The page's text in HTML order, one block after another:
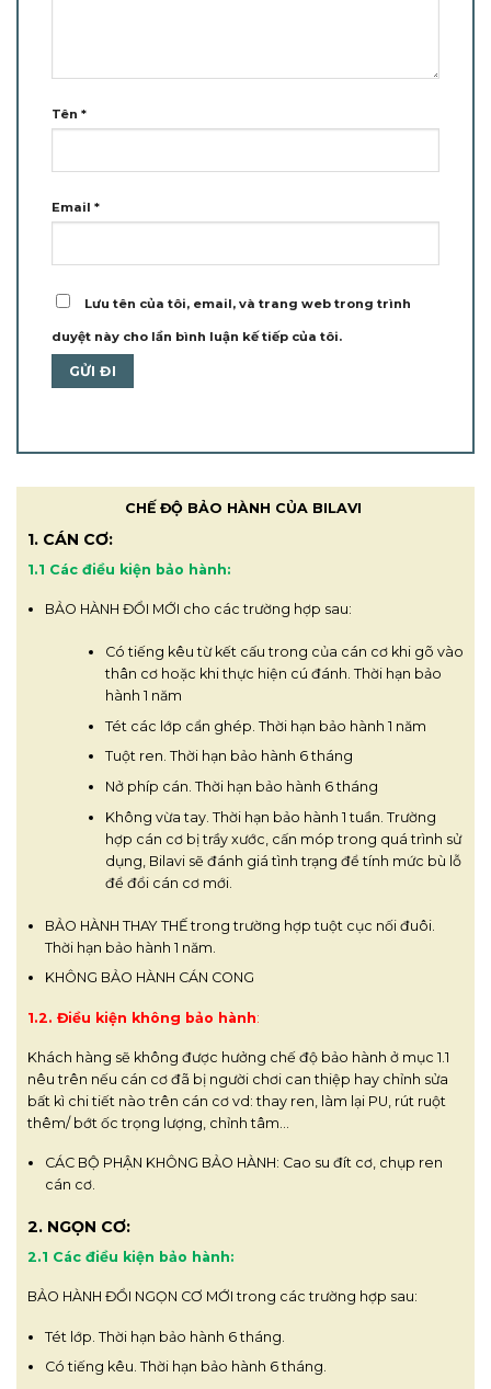
Tên *
Email *
Lưu tên của tôi, email, và trang web trong trình
duyệt này cho lần bình luận kế tiếp của tôi.
CHẾ ĐỘ BẢO HÀNH CỦA BILAVI
1. CÁN CƠ:
1.1 Các điều kiện bảo hành:
BẢO HÀNH ĐỔI MỚI cho các trường hợp sau:
Có tiếng kêu từ kết cấu trong của cán cơ khi gõ vào
thân cơ hoặc khi thực hiện cú đánh. Thời hạn bảo
hành 1 năm
Tét các lớp cẩn ghép. Thời hạn bảo hành 1 năm
Tuột ren. Thời hạn bảo hành 6 tháng
Nở phíp cán. Thời hạn bảo hành 6 tháng
Không vừa tay. Thời hạn bảo hành 1 tuần. Trường
hợp cán cơ bị trầy xước, cấn móp trong quá trình sử
dụng, Bilavi sẽ đánh giá tình trạng để tính mức bù lỗ
để đổi cán cơ mới.
BẢO HÀNH THAY THẾ trong trường hợp tuột cục nối đuôi.
Thời hạn bảo hành 1 năm.
KHÔNG BẢO HÀNH CÁN CONG
1.2. Điều kiện không bảo hành:
Khách hàng sẽ không được hưởng chế độ bảo hành ở mục 1.1
nêu trên nếu cán cơ đã bị người chơi can thiệp hay chỉnh sửa
bất kì chi tiết nào trên cán cơ vd: thay ren, làm lại PU, rút ruột
thêm/ bớt ốc trọng lượng, chỉnh tâm…
CÁC BỘ PHẬN KHÔNG BẢO HÀNH: Cao su đít cơ, chụp ren
cán cơ.
2. NGỌN CƠ:
2.1 Các điều kiện bảo hành:
BẢO HÀNH ĐỔI NGỌN CƠ MỚI trong các trường hợp sau:
Tét lớp. Thời hạn bảo hành 6 tháng.
Có tiếng kêu. Thời hạn bảo hành 6 tháng.